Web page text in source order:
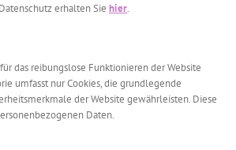
erhalten Sie hier.
das reibungslose Funktionieren der Website
umfasst nur Cookies, die grundlegende
der Website gewährleisten. Diese
Daten.